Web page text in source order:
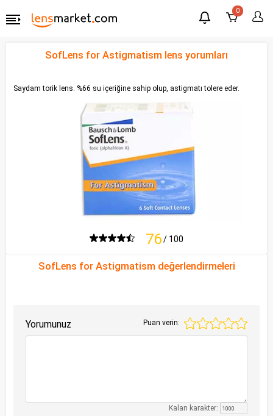
0
SofLens for Astigmatism lens yorumları
Saydam torik lens. %66 su içeriğine sahip olup, astigmatı tolere eder.
76/ 100
SofLens for Astigmatism değerlendirmeleri
Yorumunuz Puan verin:
Kalan karakter: